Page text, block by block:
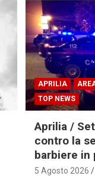
APRILIA
TOP NEWS
Aprilia /
contro la
barbiere in
5 Agosto 2026